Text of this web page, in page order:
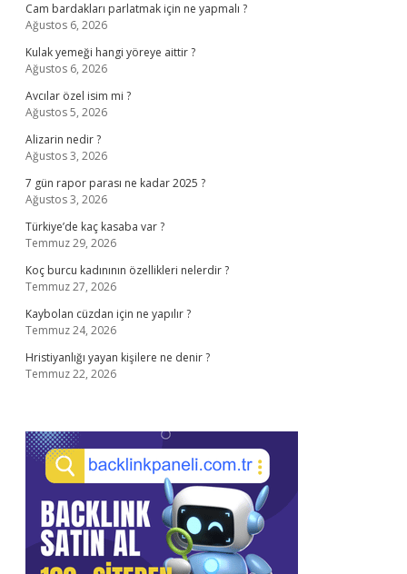
Cam bardakları parlatmak için ne yapmalı ?
Ağustos 6, 2026
Kulak yemeği hangi yöreye aittir ?
Ağustos 6, 2026
Avcılar özel isim mi ?
Ağustos 5, 2026
Alizarin nedir ?
Ağustos 3, 2026
7 gün rapor parası ne kadar 2025 ?
Ağustos 3, 2026
Türkiye’de kaç kasaba var ?
Temmuz 29, 2026
Koç burcu kadınının özellikleri nelerdir ?
Temmuz 27, 2026
Kaybolan cüzdan için ne yapılır ?
Temmuz 24, 2026
Hristiyanlığı yayan kişilere ne denir ?
Temmuz 22, 2026